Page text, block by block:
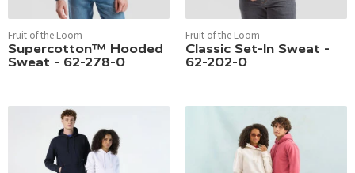
Fruit of the Loom
Supercotton™ Hooded
Sweat - 62-278-0
Fruit of the Loom
Classic Set-In Sweat -
62-202-0